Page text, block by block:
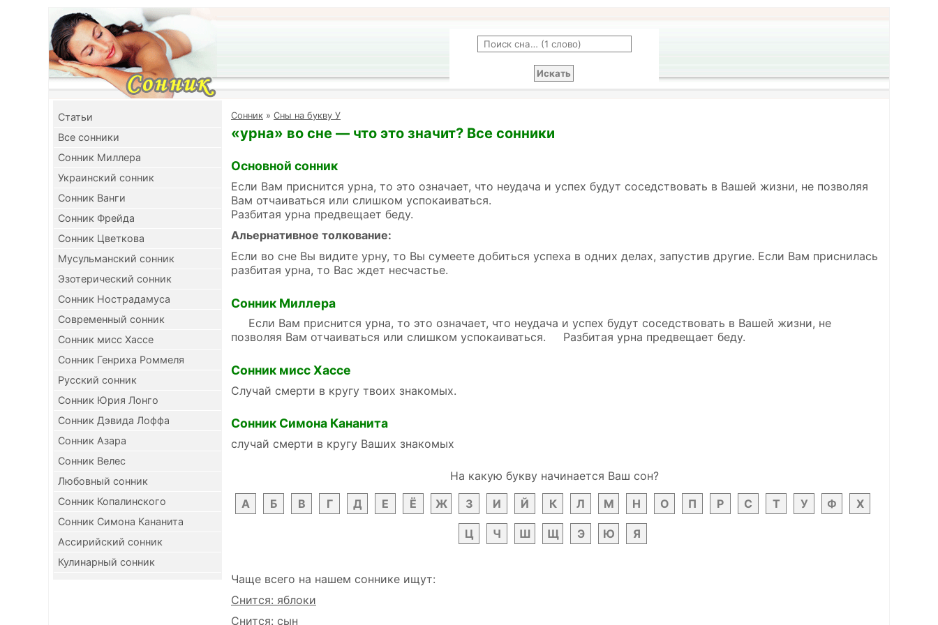
Cтатьи
Все сонники
Сонник Миллера
Украинский сонник
Сонник Ванги
Сонник Фрейда
Сонник Цветкова
Мусульманский сонник
Эзотерический сонник
Сонник Нострадамуса
Современный сонник
Сонник мисс Хассе
Сонник Генриха Роммеля
Русский сонник
Сонник Юрия Лонго
Сонник Дэвида Лоффа
Сонник Азара
Сонник Велес
Любовный сонник
Сонник Копалинского
Сонник Симона Кананита
Ассирийский сонник
Кулинарный сонник
Cонник » Сны на букву У
«урна» во сне — что это значит? Все сонники
Основной сонник
Если Вам приснится урна, то это означает, что неудача и успех будут соседствовать в Вашей жизни, не позволяя
Вам отчаиваться или слишком успокаиваться.
Разбитая урна предвещает беду.
Альернативное толкование:
Если во сне Вы видите урну, то Вы сумеете добиться успеха в одних делах, запустив другие. Если Вам приснилась
разбитая урна, то Вас ждет несчастье.
Сонник Миллера
Если Вам приснится урна, то это означает, что неудача и успех будут соседствовать в Вашей жизни, не
позволяя Вам отчаиваться или слишком успокаиваться. Разбитая урна предвещает беду.
Сонник мисс Хассе
Случай смерти в кругу твоих знакомых.
Сонник Симона Кананита
случай смерти в кругу Ваших знакомых
На какую букву начинается Ваш сон?
А
Б В Г Д Е Ё Ж З И Й К Л М Н О П Р С Т У Ф Х
Ц Ч Ш Щ Э Ю Я
Чаще всего на нашем соннике ищут:
Снится: яблоки
Снится: сын